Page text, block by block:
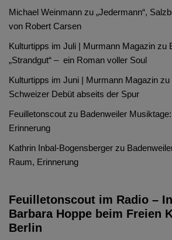
Michael Weinmann zu „Jedermann“,
von Robert Carsen
Kulturtipps im Juli | Murmann Magazin zu
„Strandgut“ – ein Roman voller Soul
Kulturtipps im Juni | Murmann Magazin zu
Schweizer Debüt abseits der Spur
Feuilletonscout zu Badenweiler
Erinnerung
Kathrin Inbal-Bogensberger zu
Raum, Erinnerung
Feuilletonscout im Radio –
Barbara Hoppe beim Freien
Berlin